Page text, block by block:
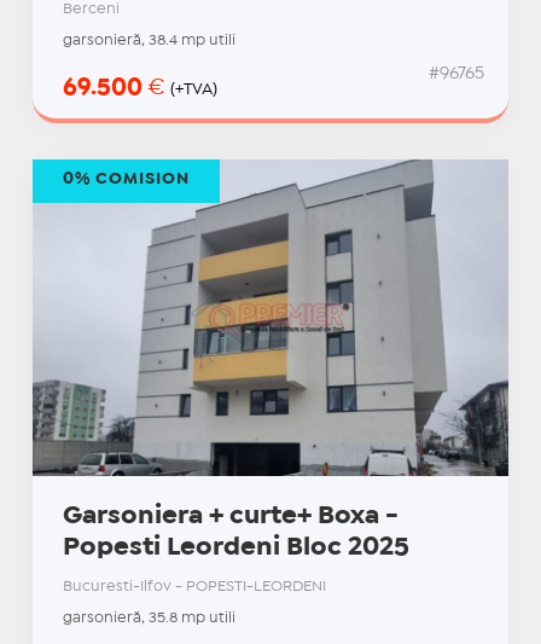
Berceni
garsonieră, 38.4 mp utili
69.500 € (+TVA)
#96765
Garsoniera + curte+ Boxa -
Popesti Leordeni Bloc 2025
Bucuresti-Ilfov - POPESTI-LEORDENI
garsonieră, 35.8 mp utili
0% COMISION